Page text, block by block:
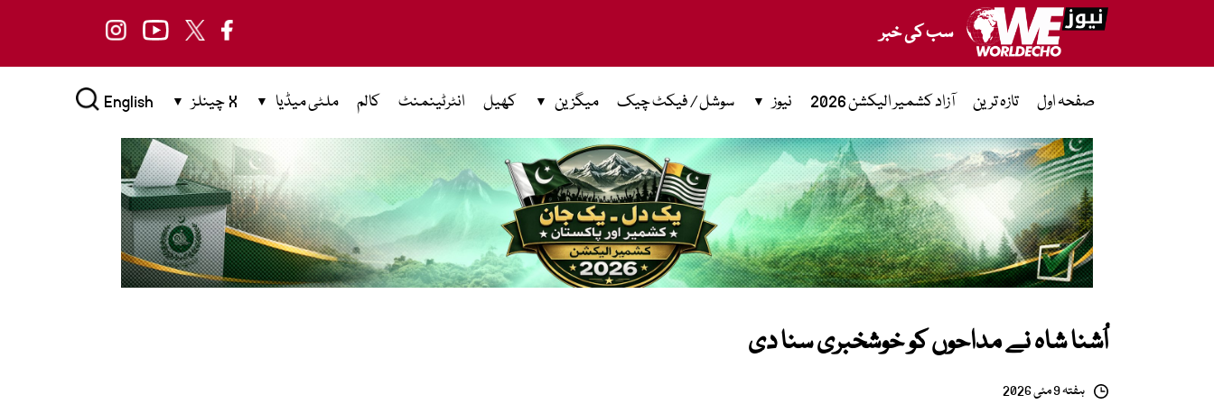
سب کی خبر
صفحہ اول تازہ ترین آزاد کشمیر الیکشن 2026 نیوز سوشل / فیکٹ چیک میگزین کھیل انٹرٹینمنٹ کالم ملٹی میڈیا X چینلز English
اُشنا شاہ نے مداحوں کو خوشخبری سنا دی
ہفتہ 9 مئی 2026